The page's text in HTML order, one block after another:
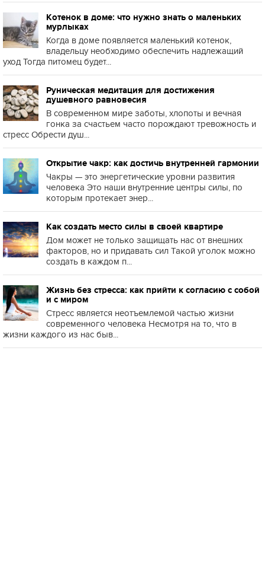
Котенок в доме: что нужно знать о маленьких
мурлыках
Когда в доме появляется маленький котенок,
владельцу необходимо обеспечить надлежащий
уход Тогда питомец будет...
Руническая медитация для достижения
душевного равновесия
В современном мире заботы, хлопоты и вечная
гонка за счастьем часто порождают тревожность и
стресс Обрести душ...
Открытие чакр: как достичь внутренней гармонии
Чакры — это энергетические уровни развития
человека Это наши внутренние центры силы, по
которым протекает энер...
Как создать место силы в своей квартире
Дом может не только защищать нас от внешних
факторов, но и придавать сил Такой уголок можно
создать в каждом п...
Жизнь без стресса: как прийти к согласию с собой
и с миром
Стресс является неотъемлемой частью жизни
современного человека Несмотря на то, что в
жизни каждого из нас быв...